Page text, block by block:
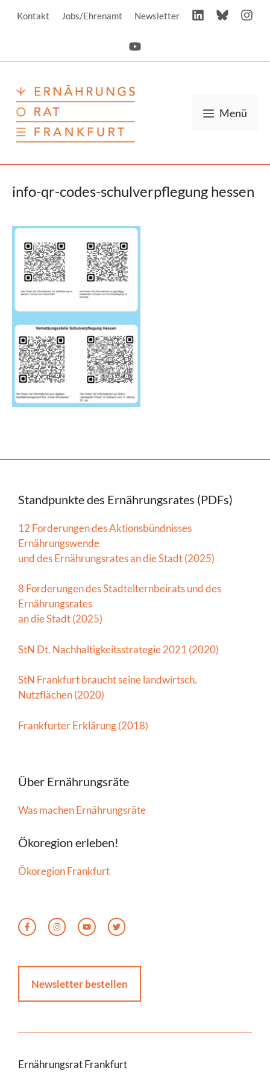
InhaltKontakt Jobs/Ehrenamt Newsletter
Menü
info-qr-codes-schulverpflegung hessen
Standpunkte des Ernährungsrates (PDFs)
12 Forderungen des Aktionsbündnisses
Ernährungswende
und des Ernährungsrates an die Stadt (2025)
8 Forderungen des Stadtelternbeirats und des
Ernährungsrates
an die Stadt (2025)
StN Dt. Nachhaltigkeitsstrategie 2021 (2020)
StN Frankfurt braucht seine landwirtsch.
Nutzflächen (2020)
Frankfurter Erklärung (2018)
Über Ernährungsräte
Was machen Ernährungsräte
Ökoregion erleben!
Ökoregion Frankfurt
Newsletter bestellen
Ernährungsrat Frankfurt